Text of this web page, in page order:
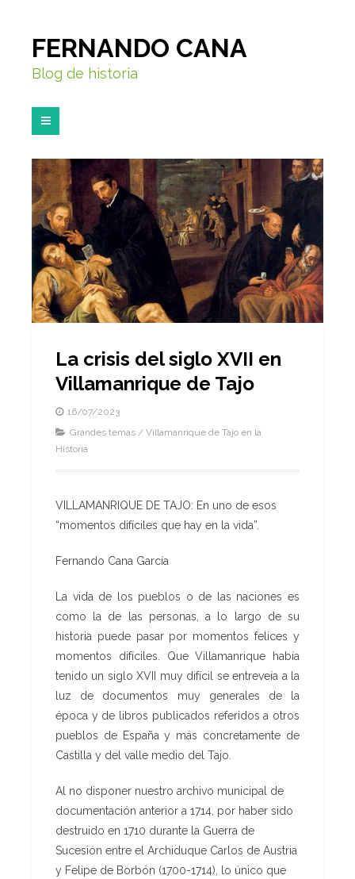
FERNANDO CANA
Blog de historia
La crisis del siglo XVII en
Villamanrique de Tajo
16/07/2023
Grandes temas / Villamanrique de Tajo en la
Historia
VILLAMANRIQUE DE TAJO: En uno de esos
“momentos difíciles que hay en la vida”.
Fernando Cana García
La vida de los pueblos o de las naciones es
como la de las personas, a lo largo de su
historia puede pasar por momentos felices y
momentos difíciles. Que Villamanrique había
tenido un siglo XVII muy difícil se entreveía a la
luz de documentos muy generales de la
época y de libros publicados referidos a otros
pueblos de España y más concretamente de
Castilla y del valle medio del Tajo.
Al no disponer nuestro archivo municipal de
documentación anterior a 1714, por haber sido
destruido en 1710 durante la Guerra de
Sucesión entre el Archiduque Carlos de Austria
y Felipe de Borbón (1700-1714), lo único que